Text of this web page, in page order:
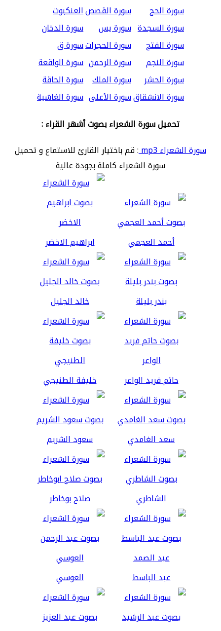
سورة الحج
سورة القصصالعنكبوت
سورة السجدة سورة يس
سورة الدخان
سورة الفتح
سورة الحجراتسورة ق
سورة النجم
سورة الرحمن سورة الواقعة
سورة الحشر
سورة الملك سورة الحاقة
سورة الانشقاقسورة الأعلى سورة الغاشية
تحميل سورة الشعراء بصوت أشهر القراء :
سورة الشعراء mp3
: قم باختيار القارئ للاستماع و تحميل
سورة الشعراء كاملة بجودة عالية
أحمد العجمي ابراهيم الاخضر
بندر بليلة خالد الجليل
حاتم فريد الواعر خليفة الطنيجي
سعد الغامدي سعود الشريم
الشاطري صلاح بوخاطر
عبد الباسط العوسي